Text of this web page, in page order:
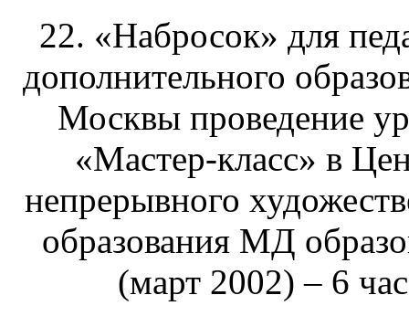
22. «Набросок» для
дополнительного
Москвы проведение
«Мастер-класс» в
непрерывного
образования МД
(март 2002) – 6